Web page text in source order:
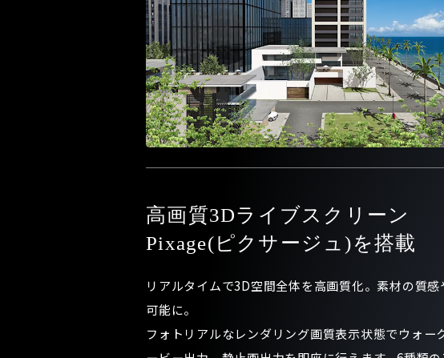
高画質3Dライブスクリーン
Pixage(ピクサージュ)を搭載
リアルタイムで3D空間全体を高画質化。素材の質感
可能に。
フォトリアルなレンダリング画質表示状態でウォー